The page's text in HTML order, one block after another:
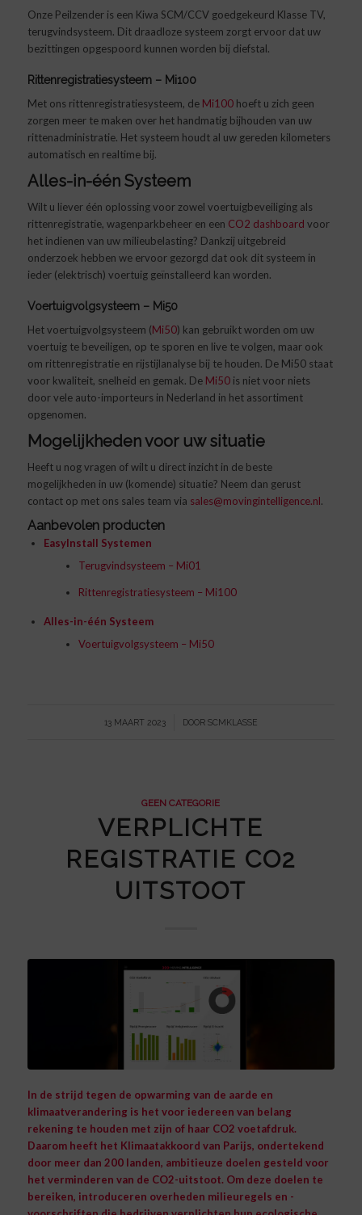
Onze Peilzender is een Kiwa SCM/CCV goedgekeurd Klasse TV,
terugvindsysteem. Dit draadloze systeem zorgt ervoor dat uw
bezittingen opgespoord kunnen worden bij diefstal.
Rittenregistratiesysteem – Mi100
Met ons rittenregistratiesysteem, de Mi100hoeft u zich geen
zorgen meer te maken over het handmatig bijhouden van uw
rittenadministratie. Het systeem houdt al uw gereden kilometers
automatisch en realtime bij.
Alles-in-één Systeem
Wilt u liever één oplossing voor zowel voertuigbeveiliging als
rittenregistratie, wagenparkbeheer en een CO2 dashboard voor
het indienen van uw milieubelasting? Dankzij uitgebreid
onderzoek hebben we ervoor gezorgd dat ook dit systeem in
ieder (elektrisch) voertuig geïnstalleerd kan worden.
Voertuigvolgsysteem – Mi50
Het voertuigvolgsysteem (Mi50) kan gebruikt worden om uw
voertuig te beveiligen, op te sporen en live te volgen, maar ook
om rittenregistratie en rijstijlanalyse bij te houden. De Mi50 staat
voor kwaliteit, snelheid en gemak. De Mi50is niet voor niets
door vele auto-importeurs in Nederland in het assortiment
opgenomen.
Mogelijkheden voor uw situatie
Heeft u nog vragen of wilt u direct inzicht in de beste
mogelijkheden in uw (komende) situatie? Neem dan gerust
contact op met ons sales team via sales@movingintelligence.nl.
Aanbevolen producten
EasyInstall Systemen
Terugvindsysteem – Mi01
Rittenregistratiesysteem – Mi100
Alles-in-één Systeem
Voertuigvolgsysteem – Mi50
13 MAART 2023
/ DOOR SCMKLASSE
GEEN CATEGORIE
VERPLICHTE
REGISTRATIE CO2
UITSTOOT
In de strijd tegen de opwarming van de aarde en
klimaatverandering is het voor iedereen van belang
rekening te houden met zijn of haar CO2 voetafdruk.
Daarom heeft het Klimaatakkoord van Parijs, ondertekend
door meer dan 200 landen, ambitieuze doelen gesteld voor
het verminderen van de CO2-uitstoot. Om deze doelen te
bereiken, introduceren overheden milieuregels en -